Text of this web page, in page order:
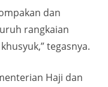
dan
rangkaian
tegasnya.
Haji dan